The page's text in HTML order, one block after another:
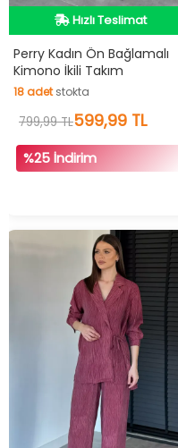
Hızlı Teslimat
İndirimli Ürün
Perry Kadın Ön Bağlamalı
Kimono İkili Takım
18adetstokta
18adetstokta
799,99 TL599,99 TL
%25 İndirim